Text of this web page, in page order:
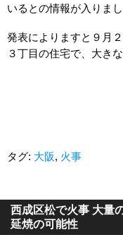
いるとの情報が入りま
発表によりますと９月
３丁目の住宅で、大き
タグ: 大阪, 火事
西成区松で火事 大量
延焼の可能性